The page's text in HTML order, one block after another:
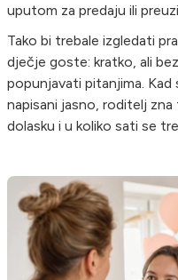
uputom za predaju ili
Tako bi trebale izgledati
dječje goste: kratko, ali
popunjavati pitanjima.
napisani jasno, roditelj
dolasku i u koliko sati se